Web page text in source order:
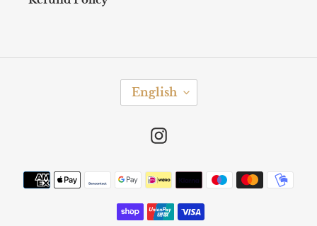
G
E
English
Instagram
Payment
methods